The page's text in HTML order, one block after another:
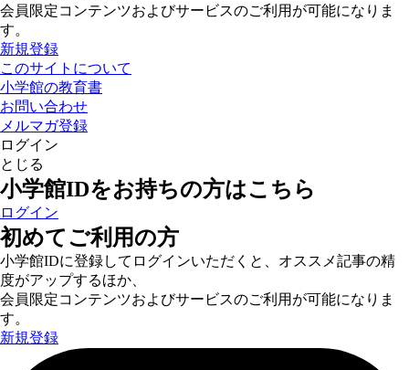
会員限定コンテンツおよびサービスのご利用が可能になりま
す。
新規登録
このサイトについて
小学館の教育書
お問い合わせ
メルマガ登録
ログイン
とじる
小学館IDをお持ちの方はこちら
ログイン
初めてご利用の方
小学館IDに登録してログインいただくと、オススメ記事の精
度がアップするほか、
会員限定コンテンツおよびサービスのご利用が可能になりま
す。
新規登録